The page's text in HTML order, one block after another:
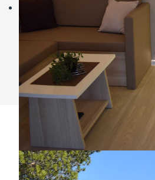
prostih mest za
hitro
Zakaj izbrati
bivalna